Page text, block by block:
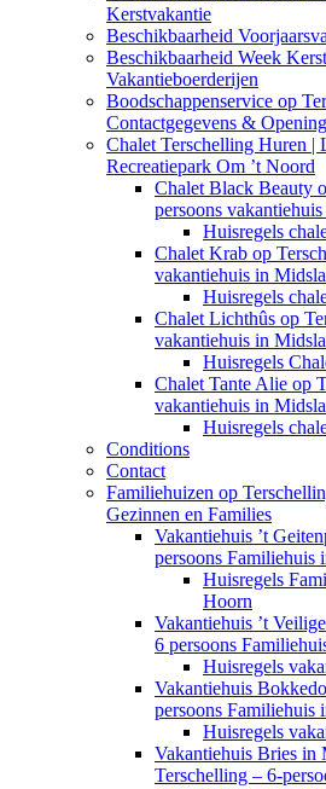
Kerstvakantie
Beschikbaarheid
Beschikbaarheid Week
Vakantieboerderijen
Boodschappenservice op
Contactgegevens &
Chalet Terschelling Huren |
Recreatiepark Om ’t Noord
Chalet Black Beauty
persoons
Huisregels
Chalet Krab op
vakantiehuis in
Huisregels
Chalet Lichthûs op
vakantiehuis in
Huisregels
Chalet Tante Alie op
vakantiehuis in
Huisregels
Conditions
Contact
Familiehuizen op
Gezinnen en Families
Vakantiehuis ’t
persoons Familiehuis
Huisregels
Hoorn
Vakantiehuis ’t
6 persoons
Huisregels
Vakantiehuis
persoons Familiehuis
Huisregels
Vakantiehuis Bries in
Terschelling – 6-